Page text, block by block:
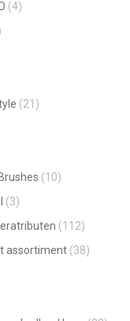
(4)
(21)
(10)
(3)
(112)
assortiment (38)